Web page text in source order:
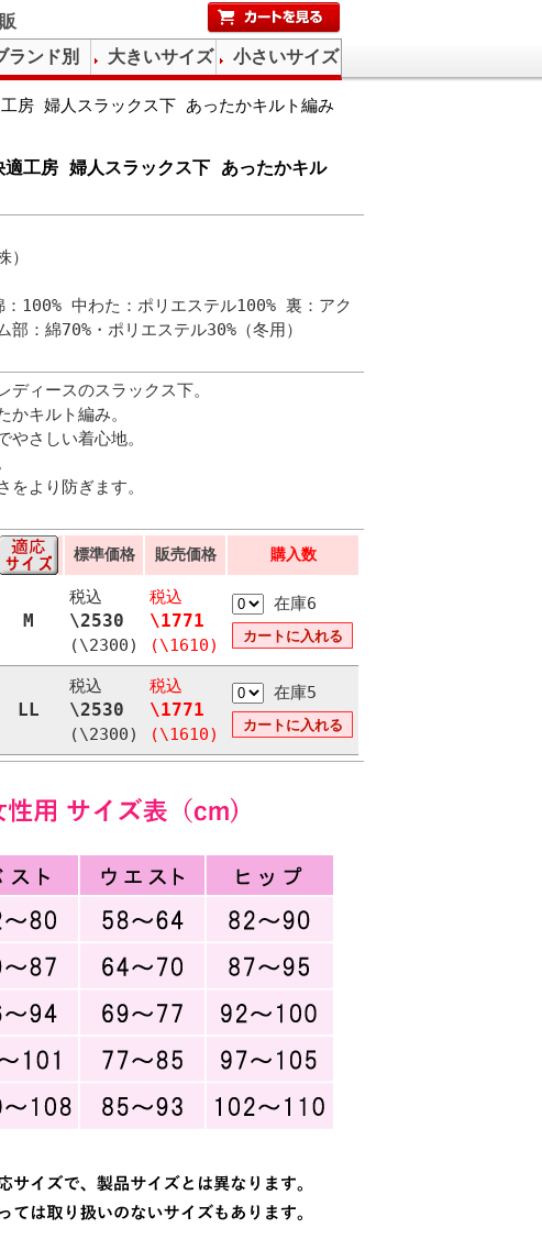
房 婦人スラックス下 あったかキルト編み
適工房 婦人スラックス下 あったかキル
）
100% 中わた：ポリエステル100% 裏：アク
部：綿70%・ポリエステル30%（冬用）
ディースのスラックス下。
かキルト編み。
やさしい着心地。
をより防ぎます。
標準価格 販売価格 購入数
M
税込
\2530
(\2300)
税込
\1771
(\1610)
在庫6
LL
税込
\2530
(\2300)
税込
\1771
(\1610)
在庫5
ランド別 大きいサイズ 小さいサイズ